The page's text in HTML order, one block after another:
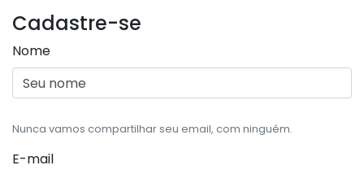
Cadastre-se
Nome
Nunca vamos compartilhar seu email, com ninguém.
E-mail